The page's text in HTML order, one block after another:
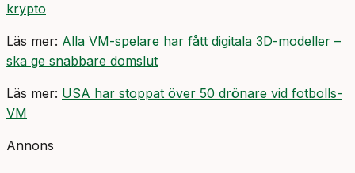
krypto
Läs mer: Alla VM-spelare har fått digitala 3D-modeller –
ska ge snabbare domslut
Läs mer: USA har stoppat över 50 drönare vid fotbolls-
VM
Annons